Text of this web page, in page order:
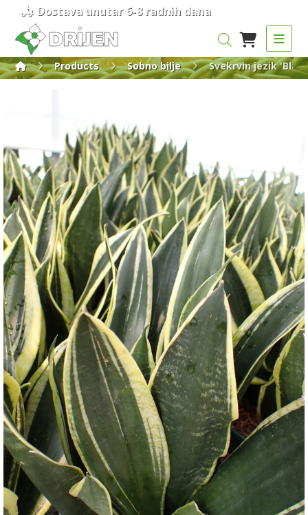
Dostava unutar 6-8 radnih dana
Products Sobno bilje Svekrvin jezik